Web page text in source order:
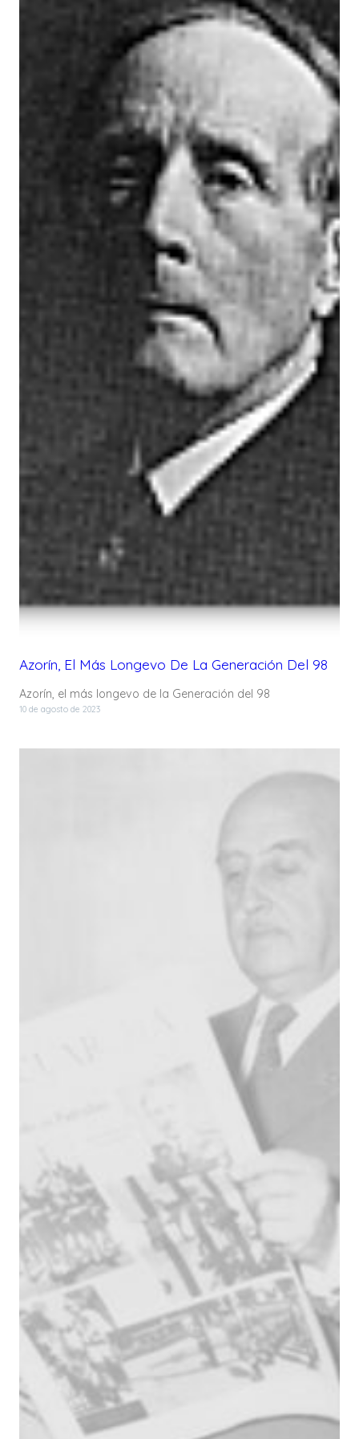
Azorín, El Más Longevo De La Generación Del 98
Azorín, el más longevo de la Generación del 98
10 de agosto de 2023